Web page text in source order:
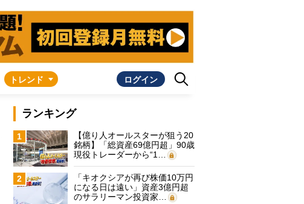
トレンド ログイン
ランキング
1
【億り人オールスターが狙う20
銘柄】「総資産69億円超」90歳
現役トレーダーから“1…
2
「キオクシアが再び株価10万円
になる日は遠い」資産3億円超
のサラリーマン投資家…